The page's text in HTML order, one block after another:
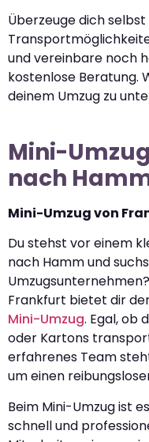
Überzeuge dich
und vereinbare noch
kostenlose Beratung.
deinem Umzug zu
Mini-
nach
Mini-Umzug von
Du stehst vor einem
nach Hamm und
Frankfurt bietet dir
Mini-Umzug. Egal, ob
oder Kartons
erfahrenes Team
um einen
Beim Mini-Umzug ist
schnell und